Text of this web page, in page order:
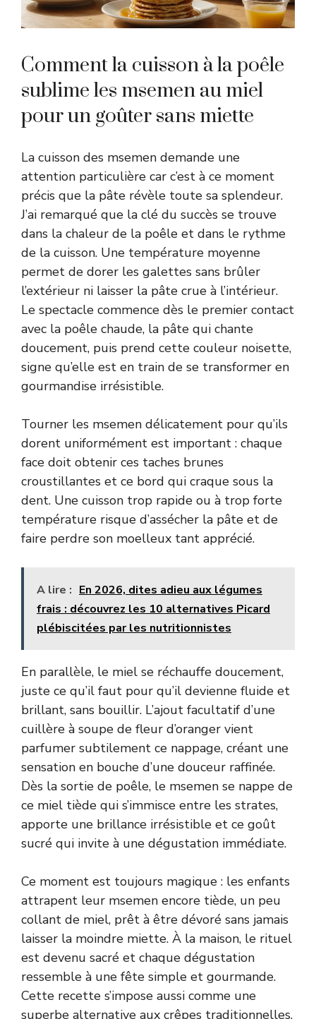
Comment la cuisson à la poêle
sublime les msemen au miel
pour un goûter sans miette
La cuisson des msemen demande une
attention particulière car c’est à ce moment
précis que la pâte révèle toute sa splendeur.
J’ai remarqué que la clé du succès se trouve
dans la chaleur de la poêle et dans le rythme
de la cuisson. Une température moyenne
permet de dorer les galettes sans brûler
l’extérieur ni laisser la pâte crue à l’intérieur.
Le spectacle commence dès le premier contact
avec la poêle chaude, la pâte qui chante
doucement, puis prend cette couleur noisette,
signe qu’elle est en train de se transformer en
gourmandise irrésistible.
Tourner les msemen délicatement pour qu’ils
dorent uniformément est important : chaque
face doit obtenir ces taches brunes
croustillantes et ce bord qui craque sous la
dent. Une cuisson trop rapide ou à trop forte
température risque d’assécher la pâte et de
faire perdre son moelleux tant apprécié.
A lire : En 2026, dites adieu aux légumes
frais : découvrez les 10 alternatives Picard
plébiscitées par les nutritionnistes
En parallèle, le miel se réchauffe doucement,
juste ce qu’il faut pour qu’il devienne fluide et
brillant, sans bouillir. L’ajout facultatif d’une
cuillère à soupe de fleur d’oranger vient
parfumer subtilement ce nappage, créant une
sensation en bouche d’une douceur raffinée.
Dès la sortie de poêle, le msemen se nappe de
ce miel tiède qui s’immisce entre les strates,
apporte une brillance irrésistible et ce goût
sucré qui invite à une dégustation immédiate.
Ce moment est toujours magique : les enfants
attrapent leur msemen encore tiède, un peu
collant de miel, prêt à être dévoré sans jamais
laisser la moindre miette. À la maison, le rituel
est devenu sacré et chaque dégustation
ressemble à une fête simple et gourmande.
Cette recette s’impose aussi comme une
superbe alternative aux crêpes traditionnelles,